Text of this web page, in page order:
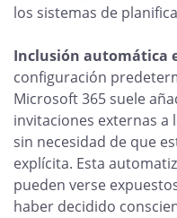
los sistemas de
Inclusión automática
configuración
Microsoft 365 suele
invitaciones externas a
sin necesidad de que
explícita. Esta
pueden verse
haber decidido